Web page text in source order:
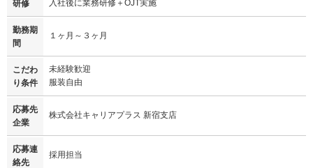
研修 入社後に業務研修＋OJT実施
勤務期
間
１ヶ月～３ヶ月
こだわ
り条件
未経験歓迎
服装自由
応募先
企業
株式会社キャリアプラス 新宿支店
応募連
絡先
採用担当